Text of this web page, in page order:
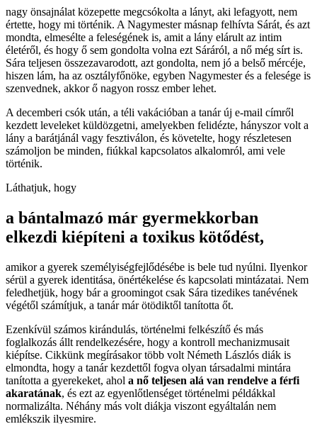
nagy önsajnálat közepette megcsókolta a lányt, aki lefagyott, nem
értette, hogy mi történik. A Nagymester másnap felhívta Sárát, és azt
mondta, elmesélte a feleségének is, amit a lány elárult az intim
életéről, és hogy ő sem gondolta volna ezt Sáráról, a nő még sírt is.
Sára teljesen összezavarodott, azt gondolta, nem jó a belső mércéje,
hiszen lám, ha az osztályfőnöke, egyben Nagymester és a felesége is
szenvednek, akkor ő nagyon rossz ember lehet.
A decemberi csók után, a téli vakációban a tanár új e-mail címről
kezdett leveleket küldözgetni, amelyekben felidézte, hányszor volt a
lány a barátjánál vagy fesztiválon, és követelte, hogy részletesen
számoljon be minden, fiúkkal kapcsolatos alkalomról, ami vele
történik.
Láthatjuk, hogy
a bántalmazó már gyermekkorban
elkezdi kiépíteni a toxikus kötődést,
amikor a gyerek személyiségfejlődésébe is bele tud nyúlni. Ilyenkor
sérül a gyerek identitása, önértékelése és kapcsolati mintázatai. Nem
feledhetjük, hogy bár a groomingot csak Sára tizedikes tanévének
végétől számítjuk, a tanár már ötödiktől tanította őt.
Ezenkívül számos kirándulás, történelmi felkészítő és más
foglalkozás állt rendelkezésére, hogy a kontroll mechanizmusait
kiépítse. Cikkünk megírásakor több volt Németh Lászlós diák is
elmondta, hogy a tanár kezdettől fogva olyan társadalmi mintára
tanította a gyerekeket, ahol a nő teljesen alá van rendelve a férfi
akaratának, és ezt az egyenlőtlenséget történelmi példákkal
normalizálta. Néhány más volt diákja viszont egyáltalán nem
emlékszik ilyesmire.